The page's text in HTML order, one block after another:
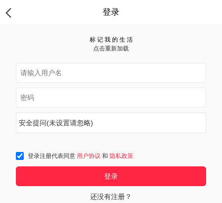
登录
标 记 我 的 生 活
点击重新加载
安全提问(未设置请忽略)
登录注册代表同意 用户协议 和 隐私政策
登录
还没有注册？